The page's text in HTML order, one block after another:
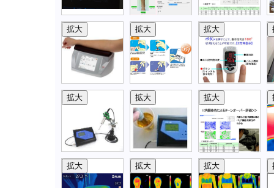
拡大 拡大 拡大
拡大 拡大 拡大
拡大 拡大 拡大